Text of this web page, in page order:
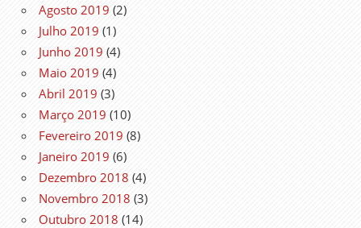
Agosto 2019 (2)
Julho 2019 (1)
Junho 2019 (4)
Maio 2019 (4)
Abril 2019 (3)
Março 2019 (10)
Fevereiro 2019 (8)
Janeiro 2019 (6)
Dezembro 2018 (4)
Novembro 2018 (3)
Outubro 2018 (14)